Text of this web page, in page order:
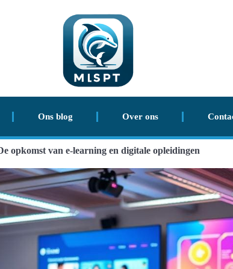
Ons blog Over ons
opkomst van e-learning en digitale opleidingen